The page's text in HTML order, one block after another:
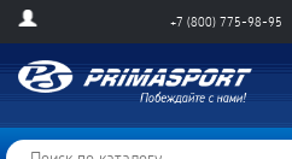
+7 (800) 775-98-95